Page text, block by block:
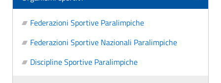
Federazioni Sportive Paralimpiche
Federazioni Sportive Nazionali Paralimpiche
Discipline Sportive Paralimpiche